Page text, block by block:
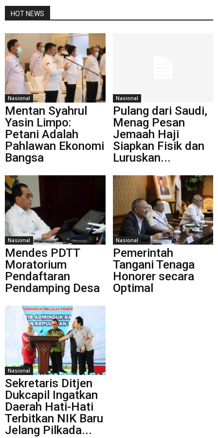
HOT NEWS
Nasional
Mentan Syahrul
Yasin Limpo:
Petani Adalah
Pahlawan Ekonomi
Bangsa
Nasional
Pulang dari Saudi,
Menag Pesan
Jemaah Haji
Siapkan Fisik dan
Luruskan...
Nasional
Mendes PDTT
Moratorium
Pendaftaran
Pendamping Desa
Nasional
Pemerintah
Tangani Tenaga
Honorer secara
Optimal
Nasional
Sekretaris Ditjen
Dukcapil Ingatkan
Daerah Hati-Hati
Terbitkan NIK Baru
Jelang Pilkada...